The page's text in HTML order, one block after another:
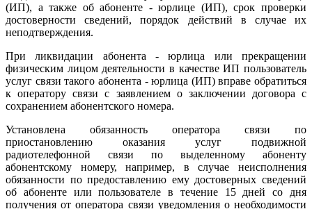
(ИП), а также об абоненте - юрлице (ИП), срок проверки
достоверности сведений, порядок действий в случае их
неподтверждения.
При ликвидации абонента - юрлица или прекращении
физическим лицом деятельности в качестве ИП пользователь
услуг связи такого абонента - юрлица (ИП) вправе обратиться
к оператору связи с заявлением о заключении договора с
сохранением абонентского номера.
Установлена обязанность оператора связи по
приостановлению оказания услуг подвижной
радиотелефонной связи по выделенному абоненту
абонентскому номеру, например, в случае неисполнения
обязанности по предоставлению ему достоверных сведений
об абоненте или пользователе в течение 15 дней со дня
получения от оператора связи уведомления о необходимости